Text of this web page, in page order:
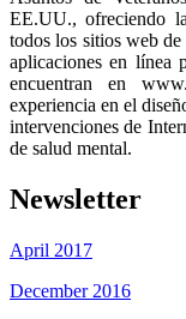
EE.UU., ofreciendo
todos los sitios web
aplicaciones en línea
encuentran en
experiencia en el
intervenciones de
de salud mental.
Newsletter
April 2017
December 2016